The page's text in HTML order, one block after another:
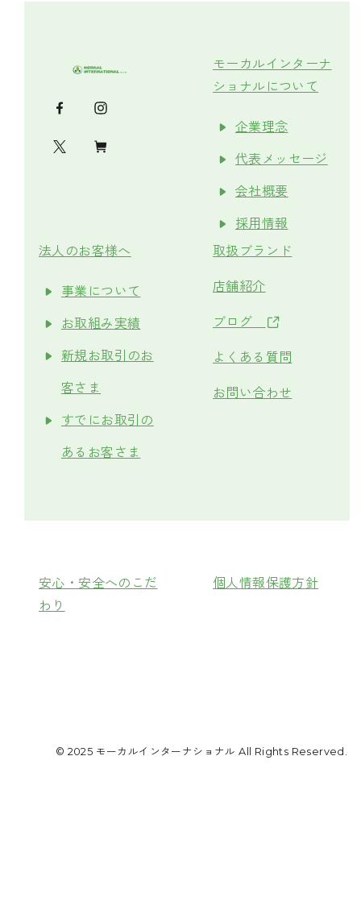
モーカルインターナ
ショナルについて
企業理念
代表メッセージ
会社概要
採用情報
法人のお客様へ
事業について
お取組み実績
新規お取引のお
客さま
すでにお取引の
あるお客さま
取扱ブランド
店舗紹介
ブログ
よくある質問
お問い合わせ
安心・安全へのこだ
わり
個人情報保護方針
© 2025 モーカルインターナショナル All Rights Reserved.